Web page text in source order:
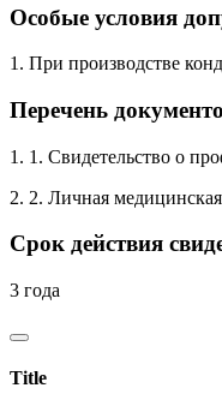
Особые условия
1. При производстве
Перечень
1. 1. Свидетельство о
2. 2. Личная
Срок действия
3 года
Title